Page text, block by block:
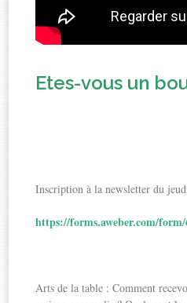
Etes-vous un
Inscription à la newsletter du
https://forms.aweber.com/
Arts de la table : Comment